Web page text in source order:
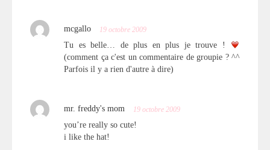
mcgallo 19 octobre 2009
Tu es belle… de plus en plus je trouve !
(comment ça c'est un commentaire de groupie ? ^^
Parfois il y a rien d'autre à dire)
mr. freddy's mom 19 octobre 2009
you’re really so cute!
i like the hat!